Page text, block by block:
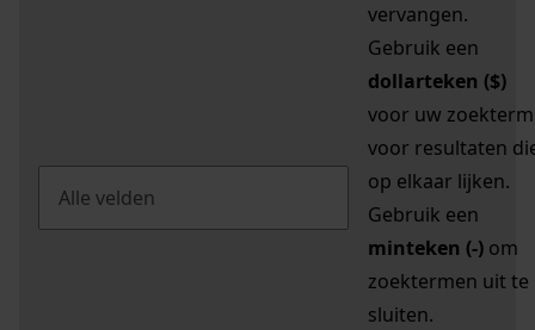
vervangen.
Gebruik een
dollarteken ($)
voor uw zoekterm
voor resultaten
op elkaar lijken.
Gebruik een
minteken (-) om
zoektermen uit te
sluiten.